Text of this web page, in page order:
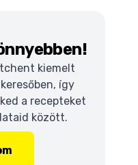
kiemelt
így
a recepteket
között.